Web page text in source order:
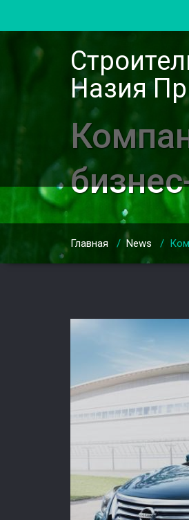
Назия
Главная /News /